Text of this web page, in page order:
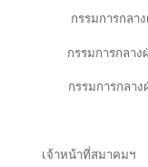
การกลางฝ่ายศิ
มการกลางฝ่ายห
กรรมการกลา
หน้าที่สมาคมฯ